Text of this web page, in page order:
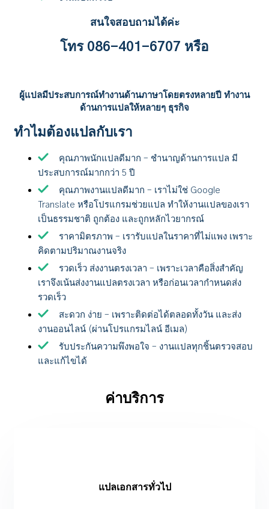
สนใจสอบถามได้ค่ะ
โทร 086-401-6707 หรือ
ผู้แปลมีประสบการณ์ทำงานด้านภาษาโดยตรงหลายปี ทำงาน
ด้านการแปลให้หลายๆ ธุรกิจ
ทำไมต้องแปลกับเรา
คุณภาพนักแปลดีมาก – ชำนาญด้านการแปล มี
ประสบการณ์มากกว่า 5 ปี
คุณภาพงานแปลดีมาก – เราไม่ใช่ Google
Translate หรือโปรแกรมช่วยแปล ทำให้งานแปลของเรา
เป็นธรรมชาติ ถูกต้อง และถูกหลักไวยากรณ์
ราคามิตรภาพ – เรารับแปลในราคาที่ไม่แพง เพราะ
คิดตามปริมาณงานจริง
รวดเร็ว ส่งงานตรงเวลา – เพราะเวลาคือสิ่งสำคัญ
เราจึงเน้นส่งงานแปลตรงเวลา หรือก่อนเวลากำหนดส่ง
รวดเร็ว
สะดวก ง่าย – เพราะติดต่อได้ตลอดทั้งวัน และส่ง
งานออนไลน์ (ผ่านโปรแกรมไลน์ อีเมล)
รับประกันความพึงพอใจ – งานแปลทุกชิ้นตรวจสอบ
และแก้ไขได้
ค่าบริการ
แปลเอกสารทั่วไป